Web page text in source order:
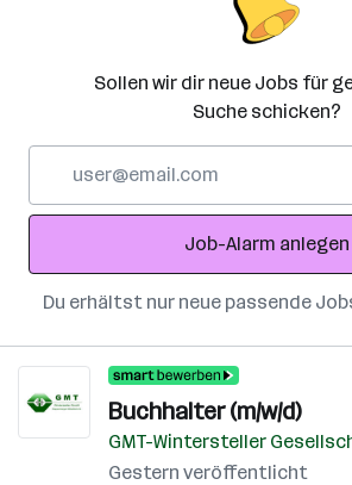
Sollen wir dir neue Jobs für
Suche schicken?
Adresse
Job-Alarm anlegen
Du erhältst nur neue passende
Buchhalter (m/w/d)
GMT-Wintersteller
Gestern veröffentlicht